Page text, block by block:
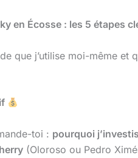
en Écosse : les 5 étapes
que j’utilise moi-même
toi : pourquoi j’investis
(Oloroso ou Pedro